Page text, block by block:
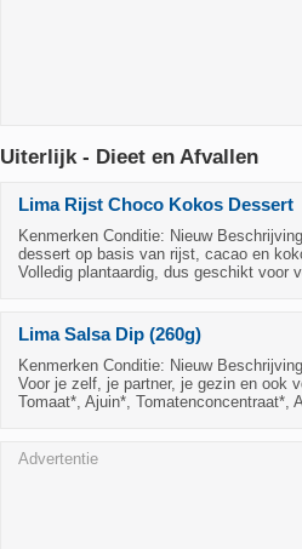
Uiterlijk - Dieet en Afvallen
Lima Rijst Choco Kokos Dessert
Kenmerken Conditie: Nieuw
dessert op basis van rijst, cacao en
Volledig plantaardig, dus geschikt voor
Lima Salsa Dip (260g)
Kenmerken Conditie: Nieuw
Voor je zelf, je partner, je gezin en ook
Tomaat*, Ajuin*, Tomatenconcentraat*,
Advertentie